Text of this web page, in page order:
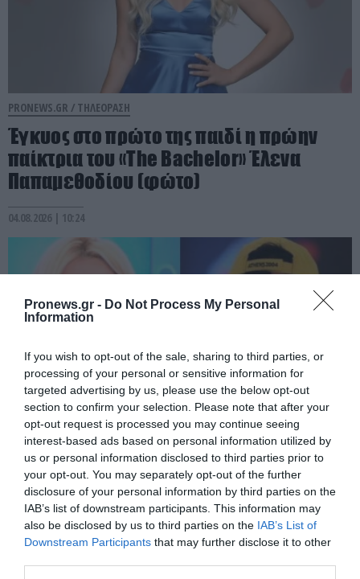
Pronews.gr - Do Not Process My Personal
Information
If you wish to opt-out of the sale, sharing to third parties, or
processing of your personal or sensitive information for
targeted advertising by us, please use the below opt-out
section to confirm your selection. Please note that after your
opt-out request is processed you may continue seeing
interest-based ads based on personal information utilized by
us or personal information disclosed to third parties prior to
your opt-out. You may separately opt-out of the further
disclosure of your personal information by third parties on the
IAB’s list of downstream participants. This information may
also be disclosed by us to third parties on the IAB’s List of
Downstream Participants that may further disclose it to other
PRONEWS.GR / ΤΗΛΕΟΡΑΣΗ
Έγκυος στο πρώτο της παιδί η πρώην
παίκτρια του «The Bachelor» Έλενα
Παπαμεθοδίου (φώτο)
04.08.2026 | 10:24
PRONEWS.GR /ΤΗΛΕΟΡΑΣΗ
Νίκος Κατέλης: Δείτε πώς είναι σήμερα ο
«Κάτμαν» από τις εκπομπές της Αννίτας
Πάνια (φώτο)